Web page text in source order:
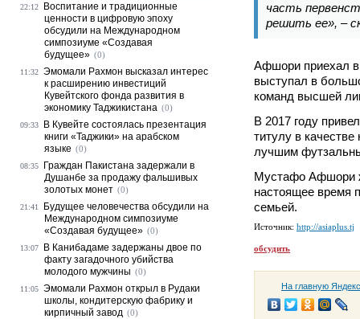
часть
решить ее», –
Афшори приехал в
выступал в
команд высшей
В 2017 году
титулу в
лучшим
Мустафо Афшори
настоящее время
семьей.
Источник: http://asiaplus.tj
обсудить
На главную
22:12
Воспитание и традиционные
ценности в цифровую эпоху
обсудили на Международном
симпозиуме «Создавая
будущее» (0)
11:32 Эмомали Рахмон высказал интерес
к расширению инвестиций
Кувейтского фонда развития в
экономику Таджикистана (0)
09:33
В Кувейте состоялась презентация
книги «Таджики» на арабском
языке (0)
08:35
Граждан Пакистана задержали в
Душанбе за продажу фальшивых
золотых монет (0)
21:41
Будущее человечества обсудили на
Международном симпозиуме
«Создавая будущее» (0)
13:07
В Канибадаме задержаны двое по
факту загадочного убийства
молодого мужчины (0)
11:05 Эмомали Рахмон открыл в Рудаки
школы, кондитерскую фабрику и
кирпичный завод (0)